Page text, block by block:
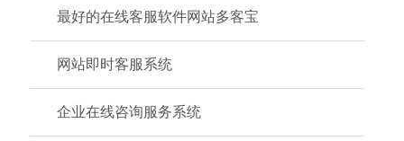
最好的在线客服软件网站多客宝
网站即时客服系统
企业在线咨询服务系统